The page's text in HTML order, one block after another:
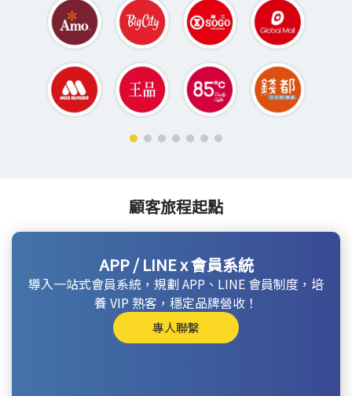
顧客旅程起點
APP / LINE x 會員系統
導入一站式會員系統，規劃 APP、LINE 會員制度，培
養 VIP 熟客，穩定品牌營收！
專人聯繫